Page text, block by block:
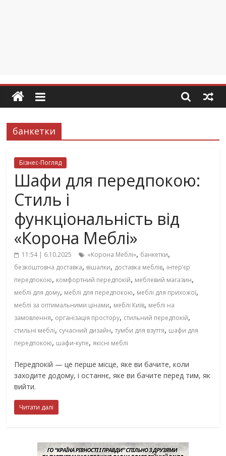
банкетки
Бізнес-Погляд
Шафи для передпокою:
Стиль і
функціональність від
«Корона Меблі»
11:54 | 6.10.2025 «Корона Меблі», банкетки,
безкоштовна доставка, вішалки, доставка меблів, інтер’єр
передпокою, комфортний передпокій, меблевий магазин,
меблі для дому, меблі для передпокою, меблі для прихожої,
меблі за оптимальними цінами, меблі Київ, меблі на
замовлення, організація простору, стильний передпокій,
стильні меблі, сучасний дизайн,тумби для взуття, шафи для
передпокою, шафи-купе, якісні меблі
Передпокій — це перше місце, яке ви бачите, коли
заходите додому, і останнє, яке ви бачите перед тим, як
вийти.
Читати далі